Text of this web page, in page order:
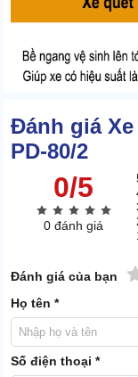
Vậy nên, trong mỗi
dọn sạch 4200m2 mặt
Hiệu quả gom
Đánh giá
PD-80/2
0/5
0 đánh giá
Đánh giá của bạn
Họ tên *
Số điện thoại *